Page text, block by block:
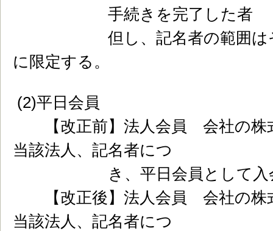
手続きを完了した者
但し、記名者の範囲はその
に限定する。
(2)平日会員
【改正前】法人会員 会社の株
当該法人、記名者につ
き、平日会員として入会
【改正後】法人会員 会社の株
当該法人、記名者につ